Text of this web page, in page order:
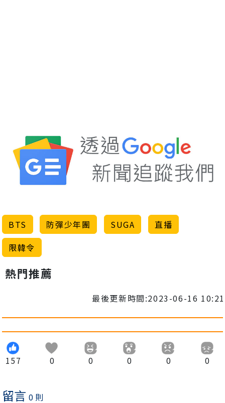
BTS 防彈少年團 SUGA
直播
限韓令
熱門推薦
最後更新時間:2023-06-16 10:21
157 0 0 0 0 0